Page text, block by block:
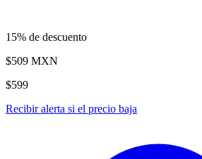
15% de descuento
$509 MXN
$599
Recibir alerta si el precio baja